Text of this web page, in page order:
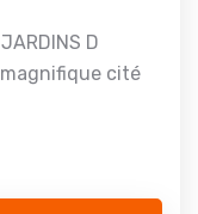
D
magnifique cité